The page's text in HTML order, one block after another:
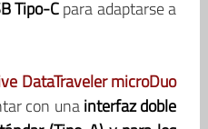
Tipo-Cpara adaptarse a
DataTraveler microDuo
con unainterfaz doble